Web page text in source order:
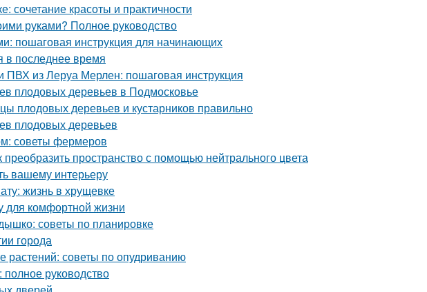
сочетание красоты и практичности
руками? Полное руководство
пошаговая инструкция для начинающих
в последнее время
из Леруа Мерлен: пошаговая инструкция
плодовых деревьев в Подмосковье
плодовых деревьев и кустарников правильно
плодовых деревьев
советы фермеров
пространство с помощью нейтрального цвета
вашему интерьеру
жизнь в хрущевке
для комфортной жизни
советы по планировке
города
растений: советы по опудриванию
руководство